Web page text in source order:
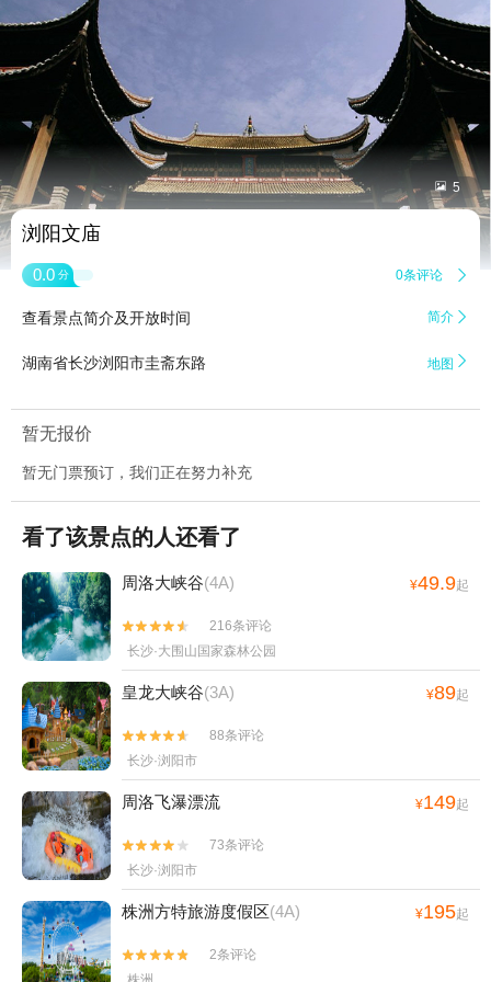
 5
浏阳文庙
0.0 分 0条评论 
查看景点简介及开放时间 简介 
湖南省长沙浏阳市圭斋东路 地图 
暂无报价
暂无门票预订，我们正在努力补充
看了该景点的人还看了
周洛大峡谷(4A) ¥49.9起


216条评论
长沙·大围山国家森林公园
皇龙大峡谷(3A) ¥89起


88条评论
长沙·浏阳市
周洛飞瀑漂流 ¥149起


73条评论
长沙·浏阳市
株洲方特旅游度假区(4A) ¥195起


2条评论
